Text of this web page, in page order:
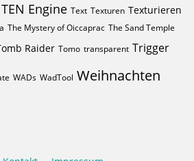
TEN Engine Text Texturen Texturieren
The Mystery of Oiccaprac The Sand Temple
Raider Tomo transparent Trigger
WADs WadTool Weihnachten